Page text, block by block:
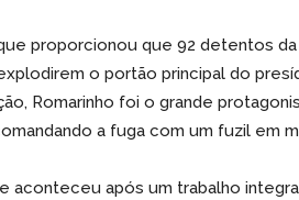
proporcionou que 92 detentos
o portão principal do
Romarinho foi o grande
a fuga com um fuzil em
aconteceu após um trabalho